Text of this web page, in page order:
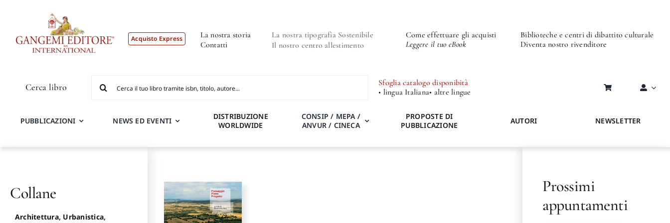
Acquisto Express
La nostra storia
Contatti
La nostra tipografia Sostenibile
Il nostro centro allestimento
Come effettuare gli acquisti
Leggere il tuo eBook
Biblioteche e centri di dibattito culturale
Diventa nostro rivenditore
Cerca libro
per:
Sfoglia catalogo disponibità
• lingua Italiana• altre lingue
PUBBLICAZIONI NEWS ED EVENTI
DISTRIBUZIONE
WORLDWIDE
CONSIP / MEPA /
ANVUR / CINECA
PROPOSTE DI
PUBBLICAZIONE
AUTORI NEWSLETTER
Collane
Architettura, Urbanistica,
Prossimi
appuntamenti